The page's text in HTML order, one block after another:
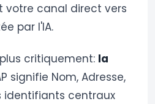
votre canal direct vers
par l'IA.
critiquement: la
signifie Nom, Adresse,
identifiants centraux